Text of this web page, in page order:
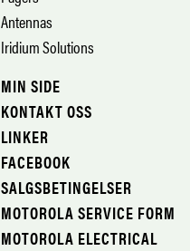
Antennas
Iridium Solutions
MIN SIDE
KONTAKT OSS
LINKER
FACEBOOK
SALGSBETINGELSER
MOTOROLA SERVICE FORM
MOTOROLA ELECTRICAL